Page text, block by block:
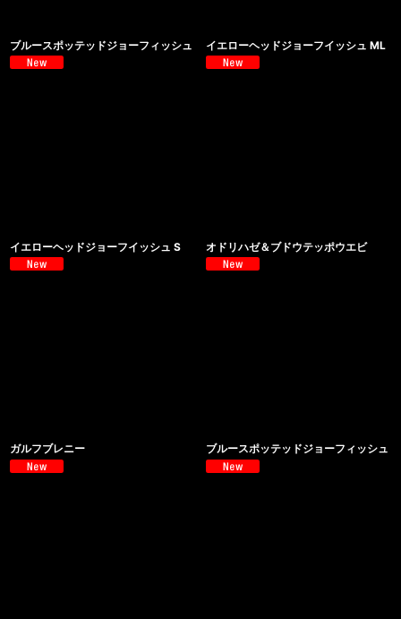
ブルースポッテッドジョーフィッシュ イエローヘッドジョーフイッシュ ML
イエローヘッドジョーフイッシュ S オドリハゼ＆ブドウテッポウエビ
ガルフブレニー ブルースポッテッドジョーフィッシュ